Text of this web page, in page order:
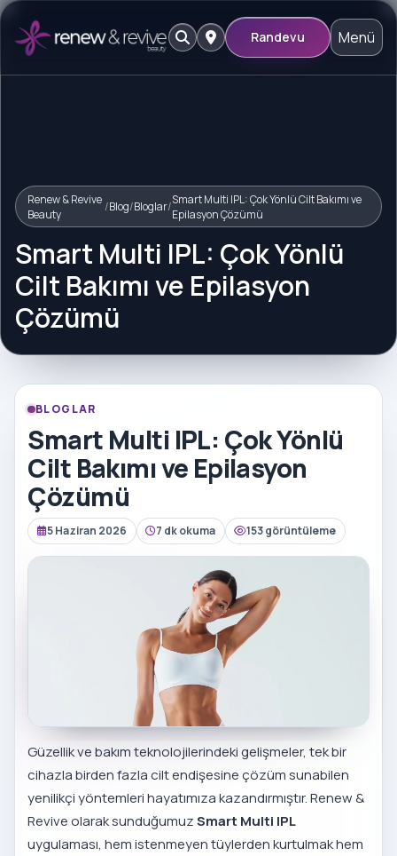
Randevu Menü
Renew & Revive
Beauty
/Blog/Bloglar/Smart Multi IPL: Çok Yönlü Cilt Bakımı ve
Epilasyon Çözümü
Smart Multi IPL: Çok Yönlü
Cilt Bakımı ve Epilasyon
Çözümü
BLOGLAR
Smart Multi IPL: Çok Yönlü
Cilt Bakımı ve Epilasyon
Çözümü
5 Haziran 2026 7 dk okuma 153 görüntüleme
Güzellik ve bakım teknolojilerindeki gelişmeler, tek bir
cihazla birden fazla cilt endişesine çözüm sunabilen
yenilikçi yöntemleri hayatımıza kazandırmıştır. Renew &
Revive olarak sunduğumuzSmart Multi IPL
uygulaması, hem istenmeyen tüylerden kurtulmak hem